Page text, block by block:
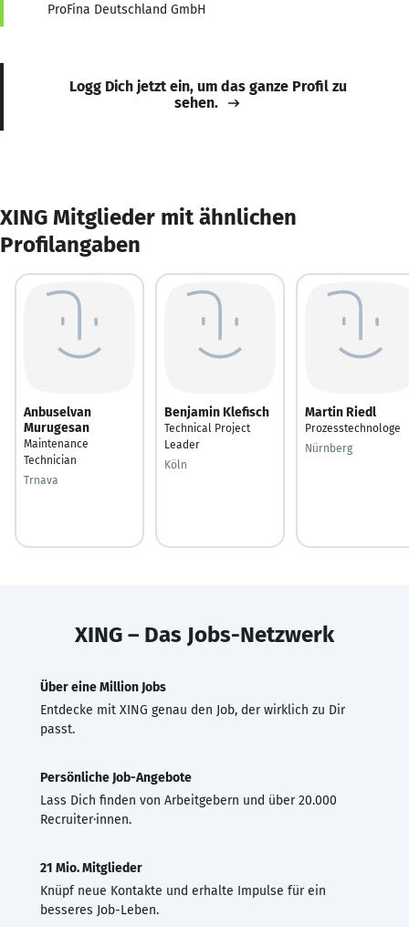
ProFina Deutschland GmbH
Logg Dich jetzt ein, um das ganze Profil zu
sehen.
XING Mitglieder mit ähnlichen
Profilangaben
Anbuselvan
Murugesan
Maintenance
Technician
Trnava
Benjamin Klefisch
Technical Project
Leader
Köln
Martin Riedl
Prozesstechnologe
Nürnberg
XING – Das Jobs-Netzwerk
Über eine Million Jobs
Entdecke mit XING genau den Job, der wirklich zu Dir
passt.
Persönliche Job-Angebote
Lass Dich finden von Arbeitgebern und über 20.000
Recruiter·innen.
21 Mio. Mitglieder
Knüpf neue Kontakte und erhalte Impulse für ein
besseres Job-Leben.